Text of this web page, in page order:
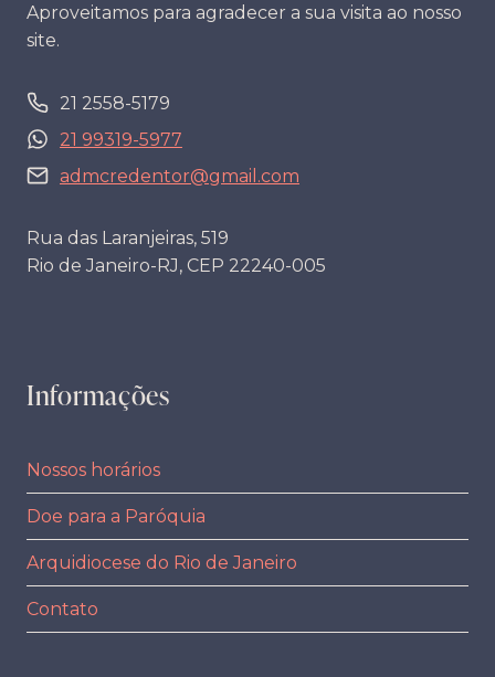
Aproveitamos para agradecer a sua visita ao nosso
site.
21 2558-5179
21 99319-5977
admcredentor@gmail.com
Rua das Laranjeiras, 519
Rio de Janeiro-RJ, CEP 22240-005
Informações
Nossos horários
Doe para a Paróquia
Arquidiocese do Rio de Janeiro
Contato